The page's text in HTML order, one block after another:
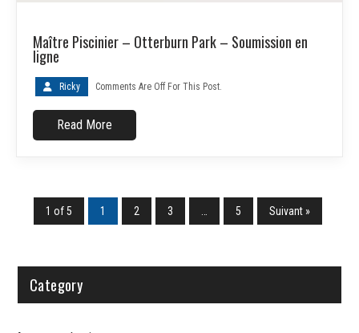
Maître Piscinier – Otterburn Park – Soumission en
ligne
Ricky Comments Are Off For This Post.
Read More
1 of 5 1 2 3 … 5 Suivant »
Category